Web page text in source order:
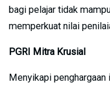
bagi pelajar tidak
memperkuat nilai
PGRI Mitra Krusial
Menyikapi penghargaan